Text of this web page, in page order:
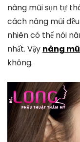
nâng mũi sụn tự
cách nâng mũi
nhiên có thể nói
nhất. Vậy nâng
không.